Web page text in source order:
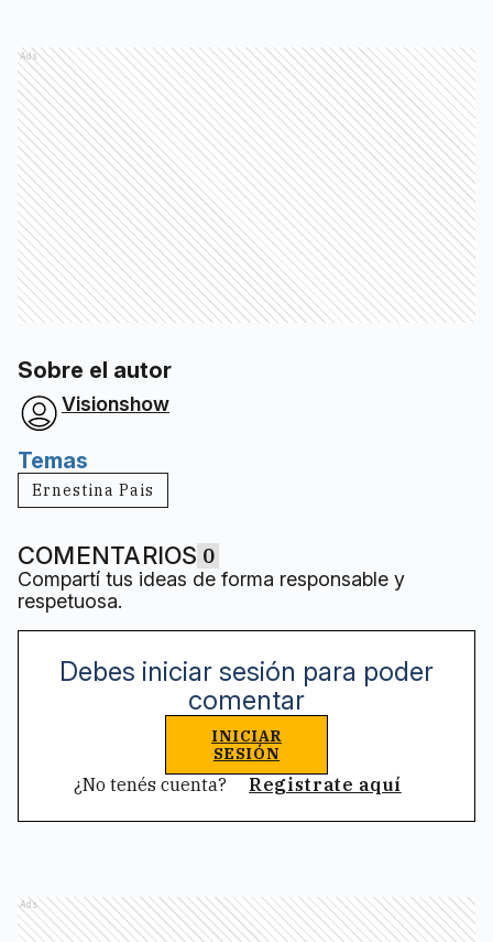
Ads
Sobre el autor
Visionshow
Temas
Ernestina Pais
COMENTARIOS 0
Compartí tus ideas de forma responsable y
respetuosa.
Debes iniciar sesión para poder
comentar
INICIAR
SESIÓN
¿No tenés cuenta? Registrate aquí
Ads